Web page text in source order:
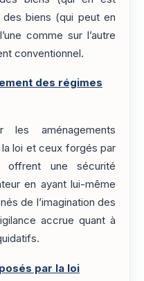
biens (qui peut en
comme sur l’autre
conventionnel.
des régimes
les aménagements
loi et ceux forgés par
offrent une sécurité
en ayant lui-même
de l’imagination des
accrue quant à
par la loi